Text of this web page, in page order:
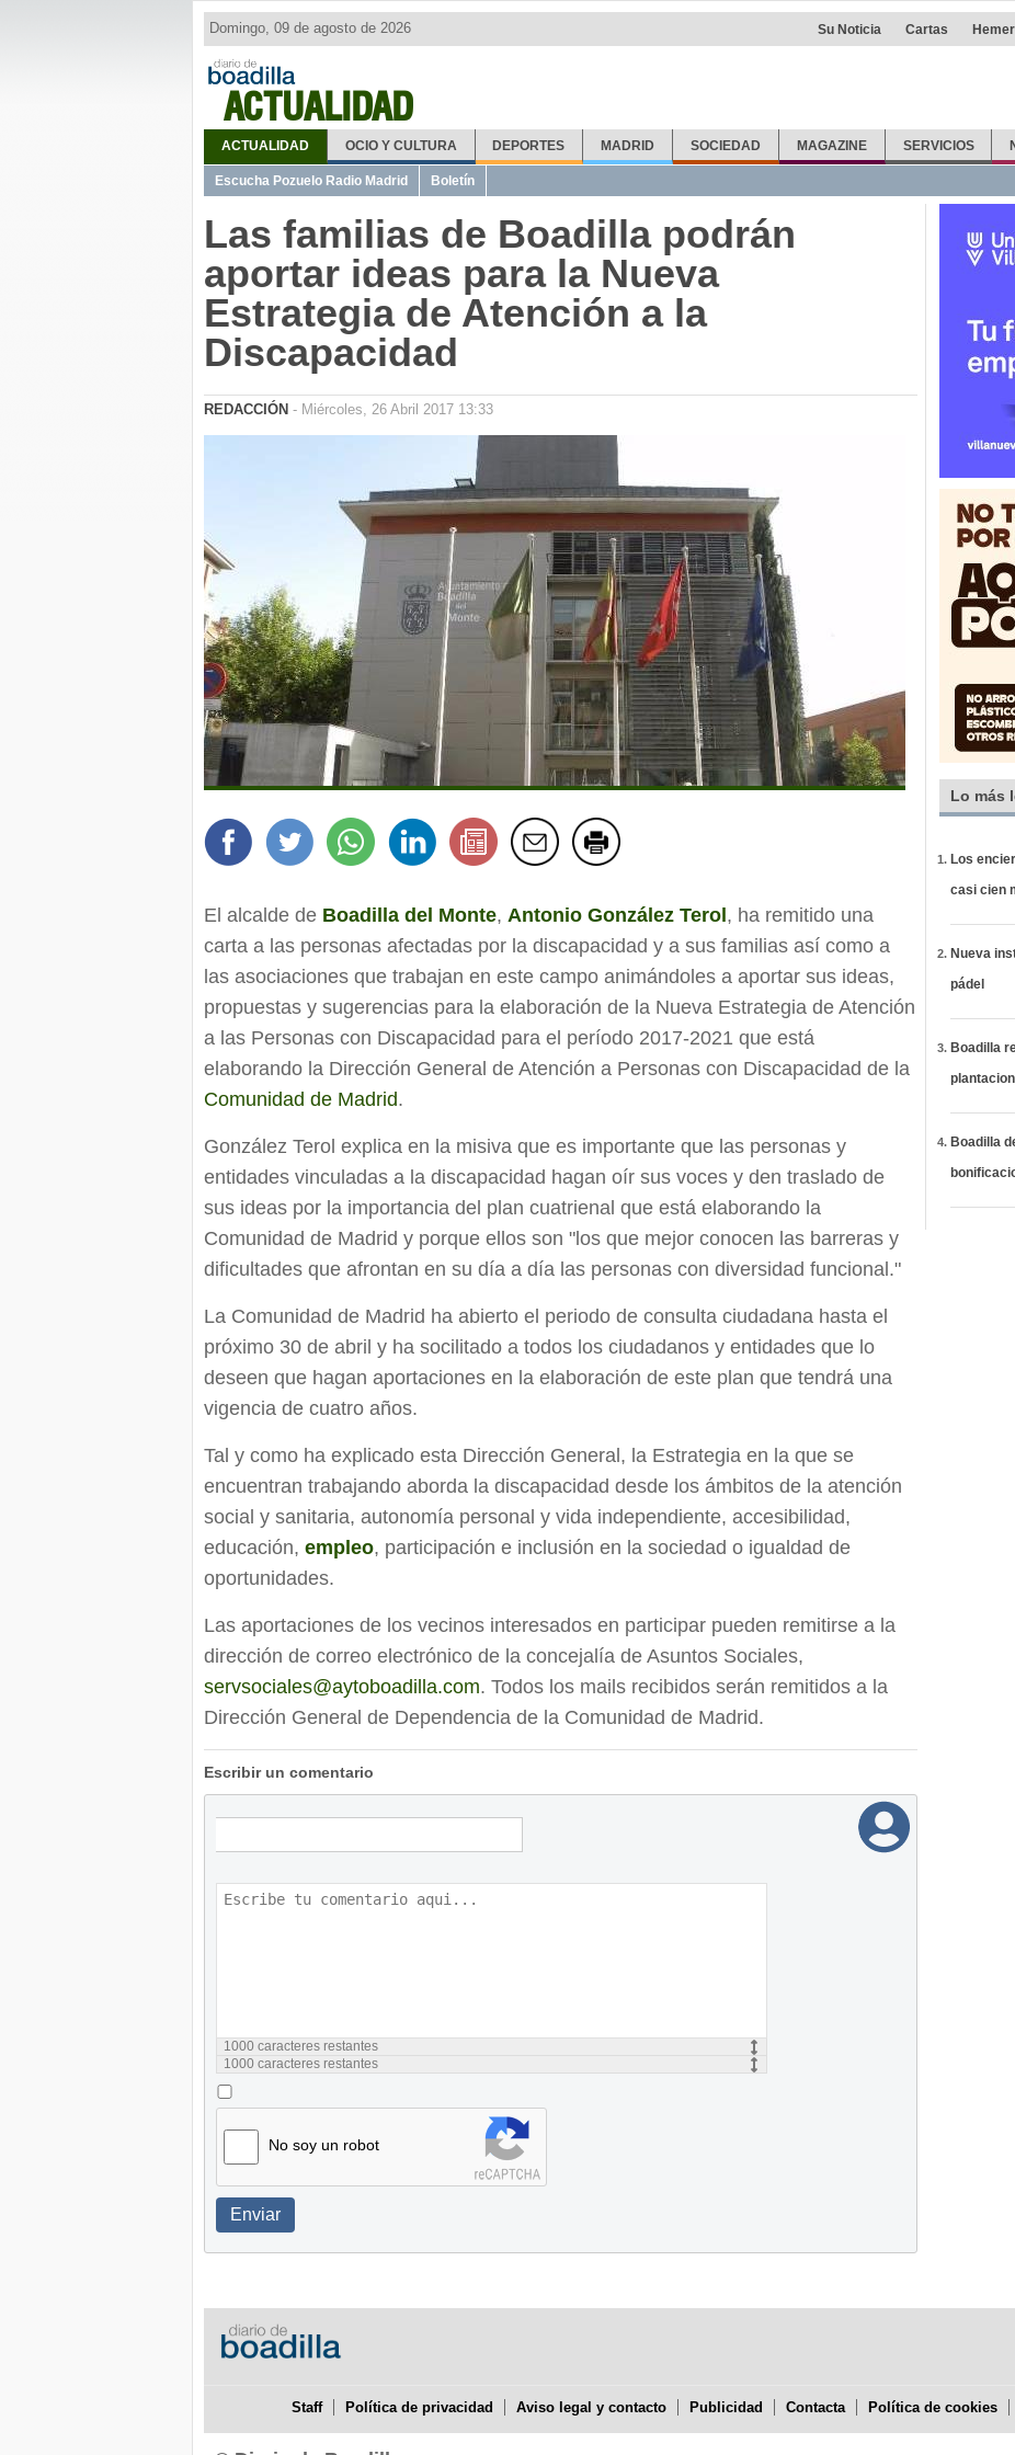
ACTUALIDAD
Domingo, 09 de agosto de 2026 Su Noticia Cartas
ACTUALIDAD OCIO Y CULTURA DEPORTES MADRID SOCIEDAD MAGAZINE SERVICIOS
Escucha Pozuelo Radio Madrid Boletín
Las familias de Boadilla podrán
aportar ideas para la Nueva
Estrategia de Atención a la
Discapacidad
REDACCIÓN - Miércoles, 26 Abril 2017 13:33
El alcalde de Boadilla del Monte, Antonio González Terol , ha remitido una
carta a las personas afectadas por la discapacidad y a sus familias así como a
las asociaciones que trabajan en este campo animándoles a aportar sus ideas,
propuestas y sugerencias para la elaboración de la Nueva Estrategia de Atención
a las Personas con Discapacidad para el período 2017-2021 que está
elaborando la Dirección General de Atención a Personas con Discapacidad de la
Comunidad de Madrid.
González Terol explica en la misiva que es importante que las personas y
entidades vinculadas a la discapacidad hagan oír sus voces y den traslado de
sus ideas por la importancia del plan cuatrienal que está elaborando la
Comunidad de Madrid y porque ellos son "los que mejor conocen las barreras y
dificultades que afrontan en su día a día las personas con diversidad funcional."
La Comunidad de Madrid ha abierto el periodo de consulta ciudadana hasta el
próximo 30 de abril y ha socilitado a todos los ciudadanos y entidades que lo
deseen que hagan aportaciones en la elaboración de este plan que tendrá una
vigencia de cuatro años.
Tal y como ha explicado esta Dirección General, la Estrategia en la que se
encuentran trabajando aborda la discapacidad desde los ámbitos de la atención
social y sanitaria, autonomía personal y vida independiente, accesibilidad,
educación, empleo, participación e inclusión en la sociedad o igualdad de
oportunidades.
Las aportaciones de los vecinos interesados en participar pueden remitirse a la
dirección de correo electrónico de la concejalía de Asuntos Sociales,
servsociales@aytoboadilla.com. Todos los mails recibidos serán remitidos a la
Dirección General de Dependencia de la Comunidad de Madrid.
Escribir un comentario
1000 caracteres restantes
1000 caracteres restantes
No soy un robot
Enviar
Lo más
Los
casi cien
Nueva
pádel
Boadilla
Boadilla
Staff Política de privacidad Aviso legal y contacto Publicidad Contacta Política de cookies